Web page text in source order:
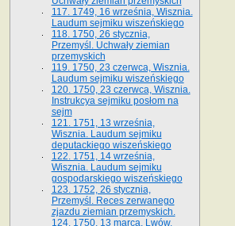
117. 1749, 16 września, Wisznia.
Laudum sejmiku wiszeńskiego
118. 1750, 26 stycznia,
Przemyśl. Uchwały ziemian
przemyskich
119. 1750, 23 czerwca, Wisznia.
Laudum sejmiku wiszeńskiego
120. 1750, 23 czerwca, Wisznia.
Instrukcya sejmiku posłom na
sejm
121. 1751, 13 września,
Wisznia. Laudum sejmiku
deputackiego wiszeńskiego
122. 1751, 14 września,
Wisznia. Laudum sejmiku
gospodarskiego wiszeńskiego
123. 1752, 26 stycznia,
Przemyśl. Reces zerwanego
zjazdu ziemian przemyskich.
124. 1750, 13 marca, Lwów.